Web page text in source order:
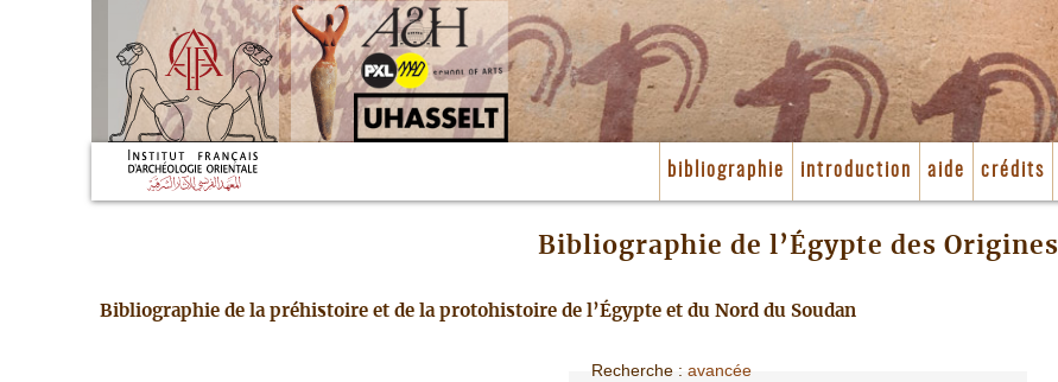
bibliographie introduction aide crédits
Bibliographie de l’Égypte des Origines
Bibliographie de la préhistoire et de la protohistoire de l’Égypte et du Nord du Soudan
Recherche :avancée